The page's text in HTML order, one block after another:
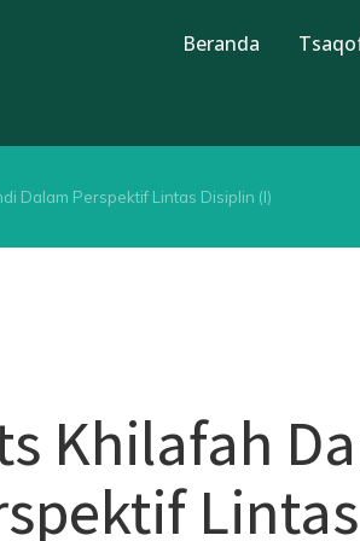
Beranda
Dalam Perspektif Lintas Disiplin (I)
Khilafah